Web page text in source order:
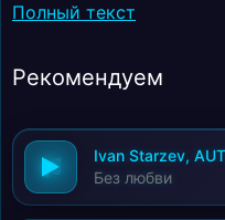
Душу викрала ой душа
Грай же милая ой душа
Як вкохалась я !
Полный текст
Рекомендуем
Ivan Starzev,
Без любви